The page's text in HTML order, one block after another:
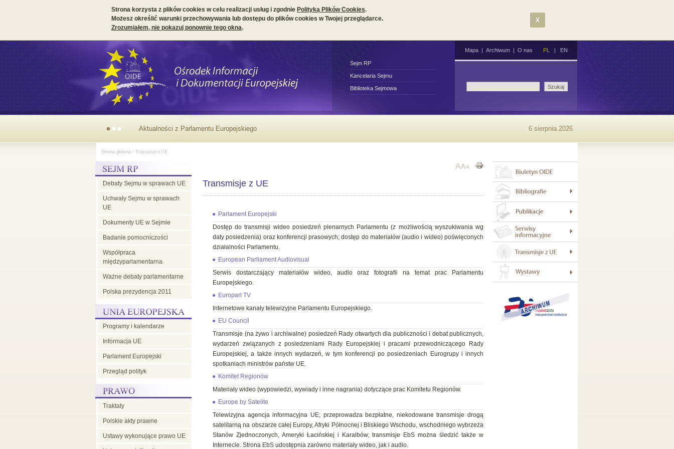
Strona korzysta z plików cookies w celu realizacji usług i zgodnie Polityką Plików Cookies.
Możesz określić warunki przechowywania lub dostępu do plików cookies w Twojej przeglądarce.
Zrozumiałem, nie pokazuj ponownie tego okna.
X
Sejm RP
Kancelaria Sejmu
Biblioteka Sejmowa
Mapa | Archiwum | O nas PL | EN
Aktualności z Parlamentu Europejskiego 6 sierpnia 2026
Strona główna > Transmisje z UE
Debaty Sejmu w sprawach UE
Uchwały Sejmu w sprawach
UE
Dokumenty UE w Sejmie
Badanie pomocniczości
Współpraca
międzyparlamentarna
Ważne debaty parlamentarne
Polska prezydencja 2011
Programy i kalendarze
Informacja UE
Parlament Europejski
Przegląd polityk
Traktaty
Polskie akty prawne
Ustawy wykonujące prawo UE
Transmisje z UE
Parlament Europejski
Dostęp do transmisji wideo posiedzeń plenarnych Parlamentu (z możliwością wyszukiwania wg
daty posiedzenia) oraz konferencji prasowych; dostęp do materiałów (audio i wideo) poświęconych
działalności Parlamentu.
European Parliament Audiovisual
Serwis dostarczający materiałów wideo, audio oraz fotografii na temat prac Parlamentu
Europejskiego.
Europarl TV
Internetowe kanały telewizyjne Parlamentu Europejskiego.
EU Council
Transmisje (na żywo i archiwalne) posiedzeń Rady otwartych dla publiczności i debat publicznych,
wydarzeń związanych z posiedzeniami Rady Europejskiej i pracami przewodniczącego Rady
Europejskiej, a także innych wydarzeń, w tym konferencji po posiedzeniach Eurogrupy i innych
spotkaniach ministrów państw UE.
Komitet Regionów
Materiały wideo (wypowiedzi, wywiady i inne nagrania) dotyczące prac Komitetu Regionów.
Europe by Satelite
Telewizyjna agencja informacyjna UE; przeprowadza bezpłatne, niekodowane transmisje drogą
satelitarną na obszarze całej Europy, Afryki Północnej i Bliskiego Wschodu, wschodniego wybrzeża
Stanów Zjednoczonych, Ameryki Łacińskiej i Karaibów; transmisje EbS można śledzić także w
Internecie. Strona EbS udostępnia zarówno materiały wideo, jak i audio.